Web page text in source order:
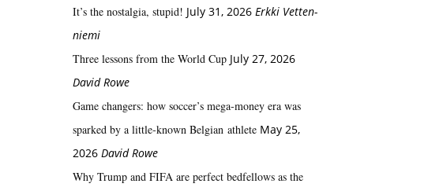
It’s the nostalgia, stupid! July 31, 2026 Erkki Vetten­­
niemi
Three lessons from the World Cup July 27, 2026
David Rowe
Game changers: how soccer’s mega‑money era was
sparked by a little‑known Belgian athlete May 25,
2026 David Rowe
Why Trump and FIFA are perfect bedfellows as the